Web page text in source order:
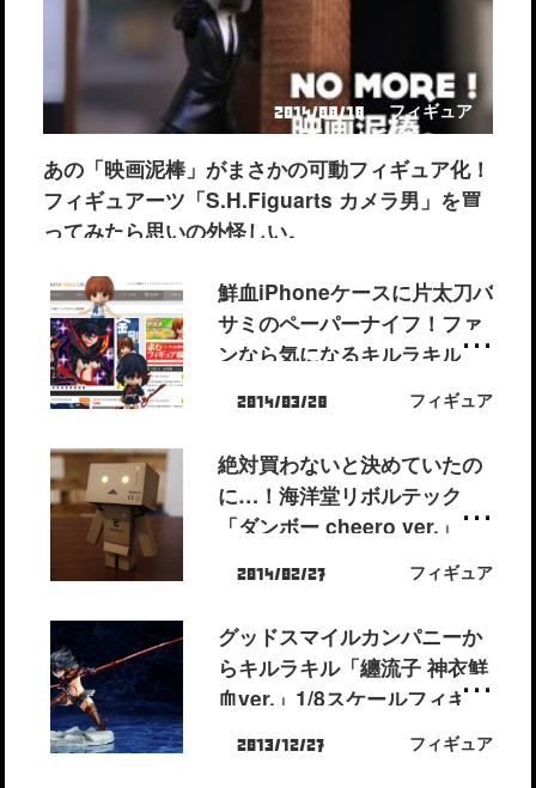
あの「映画泥棒」がまさかの可動フィギュア化！
フィギュアーツ「S.H.Figuarts カメラ男」を買
ってみたら思いの外怪しい。
2014/08/18 フィギュア
鮮血iPhoneケースに片太刀バ
サミのペーパーナイフ！ファ
ンなら気になるキルラキルグ
2014/03/28 フィギュア
絶対買わないと決めていたの
に…！海洋堂リボルテック
「ダンボー cheero ver.」が
します。
2014/02/27 フィギュア
グッドスマイルカンパニーか
らキルラキル「纏流子 神衣鮮
血ver.」1/8スケールフィギュ
アが発売決定！片太刀バサミ
を振る姿がエロかっこいい
2013/12/27 フィギュア